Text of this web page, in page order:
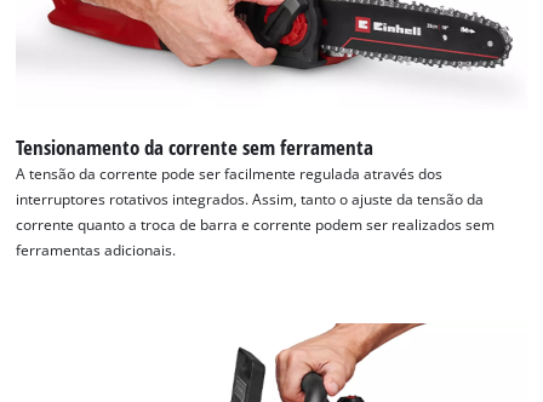
This content is not permitted to load due
to trackers that are not disclosed to the
visitor. The website owner needs to setup
Powered by
Usercentrics Consent
Management Platform
Tensionamento da corrente sem ferramenta
A tensão da corrente pode ser facilmente regulada através dos
interruptores rotativos integrados. Assim, tanto o ajuste da tensão da
corrente quanto a troca de barra e corrente podem ser realizados sem
ferramentas adicionais.